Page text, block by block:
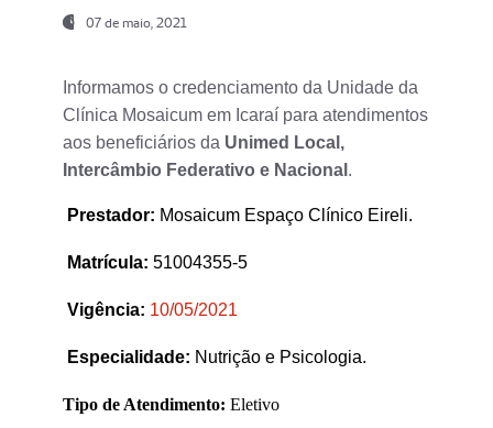
07 de maio, 2021
Informamos o credenciamento da Unidade da
Clínica Mosaicum em Icaraí para atendimentos
aos beneficiários da Unimed Local,
Intercâmbio Federativo e Nacional .
Prestador: Mosaicum Espaço Clínico Eireli.
Matrícula: 51004355-5
Vigência: 10/05/2021
Especialidade: Nutrição e Psicologia.
Tipo de Atendimento: Eletivo